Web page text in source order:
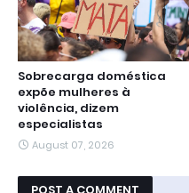
Sobrecarga doméstica
expõe mulheres à
violência, dizem
especialistas
August 07, 2026